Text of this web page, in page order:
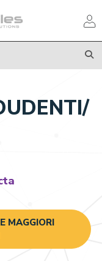
MAGGIORI